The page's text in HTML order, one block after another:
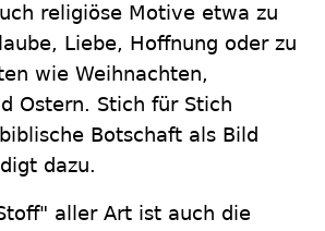
religiöse Motive etwa zu
Liebe, Hoffnung oder zu
wie Weihnachten,
Ostern. Stich für Stich
Botschaft als Bild
dazu.
aller Art ist auch die